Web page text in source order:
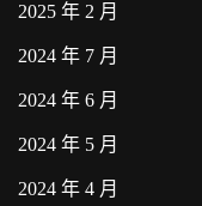
2025 年 2 月
2024 年 7 月
2024 年 6 月
2024 年 5 月
2024 年 4 月